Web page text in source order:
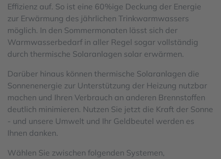
Effizienz auf. So ist eine 60%ige Deckung der Energie
zur Erwärmung des jährlichen Trinkwarmwassers
möglich. In den Sommermonaten lässt sich der
Warmwasserbedarf in aller Regel sogar vollständig
durch thermische Solaranlagen solar erwärmen.
Darüber hinaus können thermische Solaranlagen die
Sonnenenergie zur Unterstützung der Heizung nutzbar
machen und Ihren Verbrauch an anderen Brennstoffen
deutlich minimieren. Nutzen Sie jetzt die Kraft der Sonne
- und unsere Umwelt und Ihr Geldbeutel werden es
Ihnen danken.
Wählen Sie zwischen folgenden Systemen,